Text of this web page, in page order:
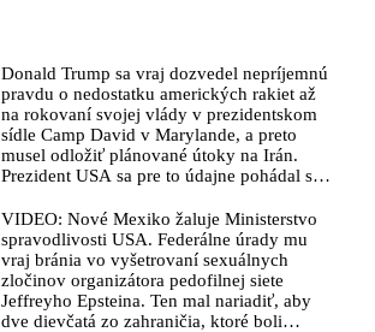
Donald Trump sa vraj dozvedel nepríjemnú
pravdu o nedostatku amerických rakiet až
na rokovaní svojej vlády v prezidentskom
sídle Camp David v Marylande, a preto
musel odložiť plánované útoky na Irán.
Prezident USA sa pre to údajne pohádal so
opaku
VIDEO: Nové Mexiko žaluje Ministerstvo
spravodlivosti USA. Federálne úrady mu
vraj bránia vo vyšetrovaní sexuálnych
zločinov organizátora pedofilnej siete
Jeffreyho Epsteina. Ten mal nariadiť, aby
dve dievčatá zo zahraničia, ktoré boli